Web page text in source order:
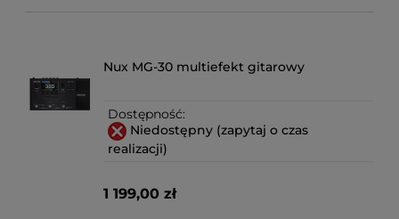
Nux MG-30 multiefekt gitarowy
Dostępność:
Niedostępny (zapytaj o czas
realizacji)
1 199,00 zł